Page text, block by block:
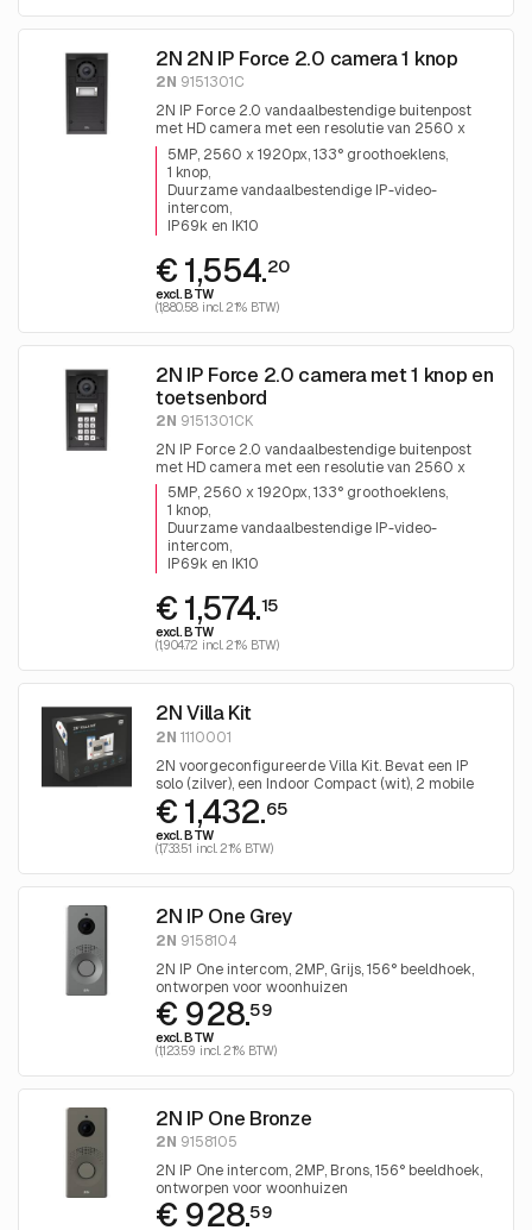
2N 2N IP Force 2.0 camera 1 knop
2N 9151301C
2N IP Force 2.0 vandaalbestendige buitenpost
met HD camera met een resolutie van 2560 x
1920 en WDR met nachtzicht, 1 drukknop, 10 Watt
luidspreker, dubbele microfoon, PoE+/12 VDC.
5MP, 2560 x 1920px, 133° groothoeklens
1 knop
Duurzame vandaalbestendige IP-video-
intercom
IP69k en IK10
€ 1,554.20
excl. BTW
(1,880.58 incl. 21% BTW)
2N IP Force 2.0 camera met 1 knop en
toetsenbord
2N 9151301CK
2N IP Force 2.0 vandaalbestendige buitenpost
met HD camera met een resolutie van 2560 x
1920 en WDR met nachtzicht, 1 drukknop, 10 Watt
luidspreker, dubbele microfoon, PoE+/12 VDC.
5MP, 2560 x 1920px, 133° groothoeklens
1 knop
Duurzame vandaalbestendige IP-video-
intercom
IP69k en IK10
€ 1,574.15
excl. BTW
(1,904.72 incl. 21% BTW)
2N Villa Kit
2N 1110001
2N voorgeconfigureerde Villa Kit. Bevat een IP
solo (zilver), een Indoor Compact (wit), 2 mobile
video licenties voor 12 maanden een een 5 poorts
PoE-Switch
€ 1,432.65
excl. BTW
(1,733.51 incl. 21% BTW)
2N IP One Grey
2N 9158104
2N IP One intercom, 2MP, Grijs, 156° beeldhoek,
ontworpen voor woonhuizen
€ 928.59
excl. BTW
(1,123.59 incl. 21% BTW)
2N IP One Bronze
2N 9158105
2N IP One intercom, 2MP, Brons, 156° beeldhoek,
ontworpen voor woonhuizen
€ 928.59